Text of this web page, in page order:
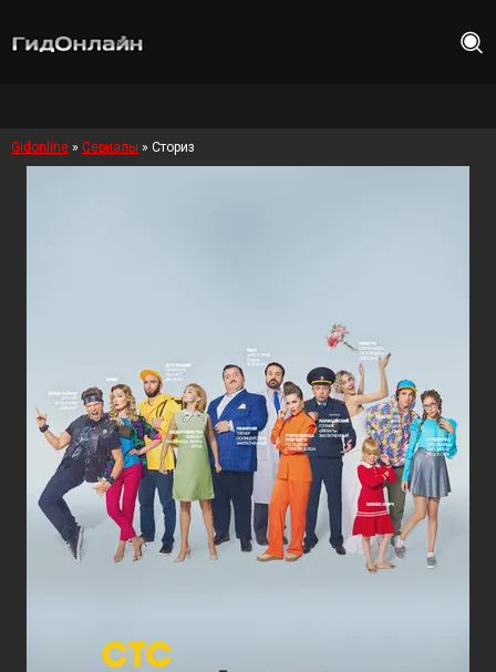
Gidonline » Сериалы » Сториз